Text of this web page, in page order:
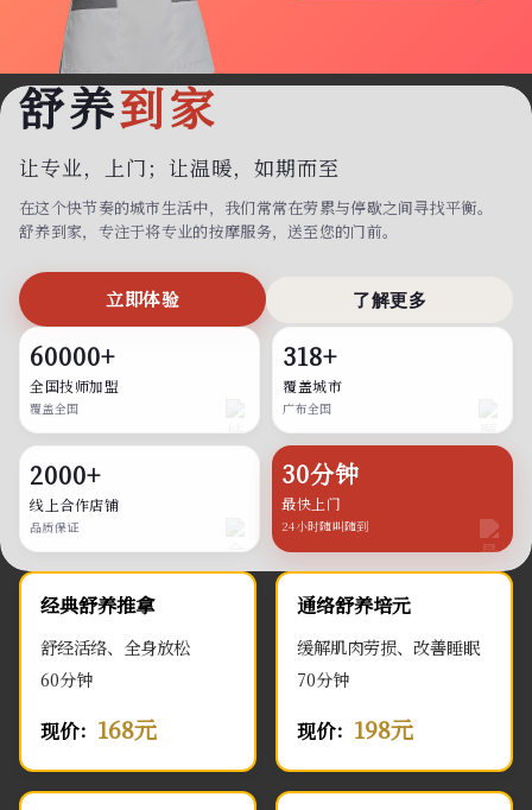
代理入驻
预约技师
舒养到家
让专业，上门； 让温暖，如期而至
在这个快节奏的城市生活中，我们常常在劳累与停歇之间寻找平衡。
舒养到家，专注于将专业的按摩服务，送至您的门前。
立即体验 了解更多
60000+
全国技师加盟
覆盖全国
318+
覆盖城市
广布全国
2000+
线上合作店铺
品质保证
30分钟
最快上门
24小时随叫随到
经典舒养推拿
舒经活络、全身放松
60分钟
现价： 168元
通络舒养培元
缓解肌肉劳损、改善睡眠
70分钟
现价： 198元